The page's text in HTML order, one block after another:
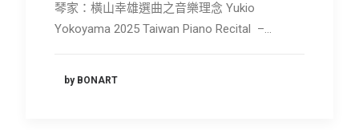
琴家：橫山幸雄選曲之音樂理念 Yukio
Yokoyama 2025 Taiwan Piano Recital –…
by BONART